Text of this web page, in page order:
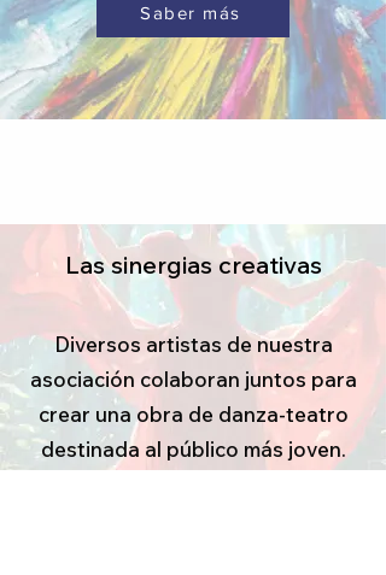
Saber más
Las sinergias creativas
Diversos artistas de nuestra
asociación colaboran juntos para
crear una obra de danza-teatro
destinada al público más joven.